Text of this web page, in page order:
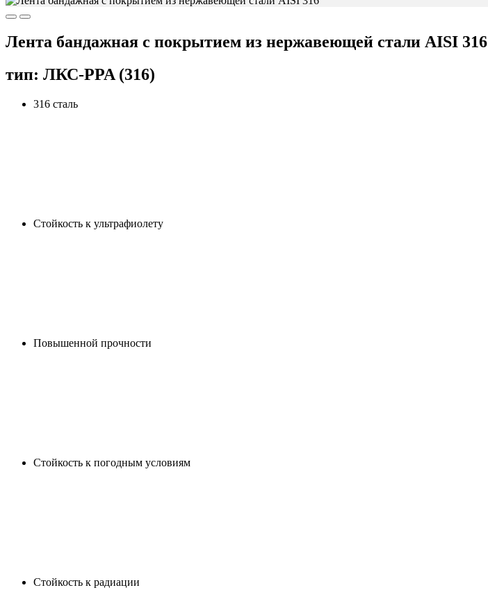
Лента бандажная с покрытием из нержавеющей стали AISI 316
тип: ЛКС-PPA (316)
316 сталь
Стойкость к ультрафиолету
Повышенной прочности
Cтойкость к погодным условиям
Cтойкость к радиации